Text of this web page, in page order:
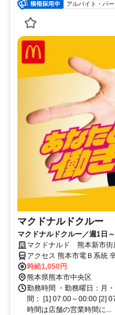
アルバイト・パー
マクドナルドクルー
マクドナルドクルー／週1日
マクドナルド 熊本新市街
アクセス 熊本市電Ｂ系統
徒歩約3分、熊本市電Ａ系
[熊本市電Ａ系統] 辛島町 [
畑町 [熊本市電Ｂ系統] 熊本
時給1,050円
熊本県熊本市中央区
勤務時間 ・勤務曜日：月
間： [1] 07:00～00:00 [2]
時間は店舗の営業時間に...